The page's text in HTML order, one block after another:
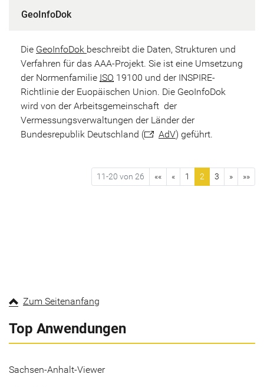
GeoInfoDok
Die GeoInfoDok beschreibt die Daten, Strukturen und
Verfahren für das AAA-Projekt. Sie ist eine Umsetzung
der Normenfamilie ISO 19100 und der INSPIRE-
Richtlinie der Euopäischen Union. Die GeoInfoDok
wird von der Arbeitsgemeinschaft der
Vermessungsverwaltungen der Länder der
Bundesrepublik Deutschland (
AdV) geführt.
11-20 von 26 «« « 1 2 3 » »»
Zum Seitenanfang
Top Anwendungen
Sachsen-Anhalt-Viewer